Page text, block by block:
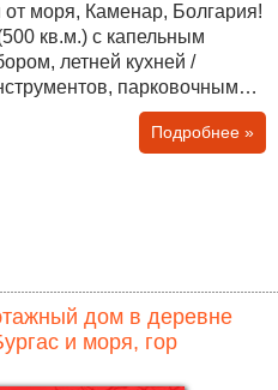
моря, Каменар, Болгария!
капельным
летней кухней /
парковочным
деревьев и
Дом новый и
составляет
рубашка,...
Подробнее »
дом в деревне
и моря, гор